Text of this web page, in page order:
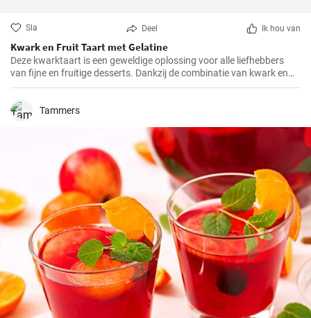
Sla Deel Ik hou van
Kwark en Fruit Taart met Gelatine
Deze kwarktaart is een geweldige oplossing voor alle liefhebbers
van fijne en fruitige desserts. Dankzij de combinatie van kwark en
verschillende soorten fruit, heeft het niet alleen een geweldige
Tammers